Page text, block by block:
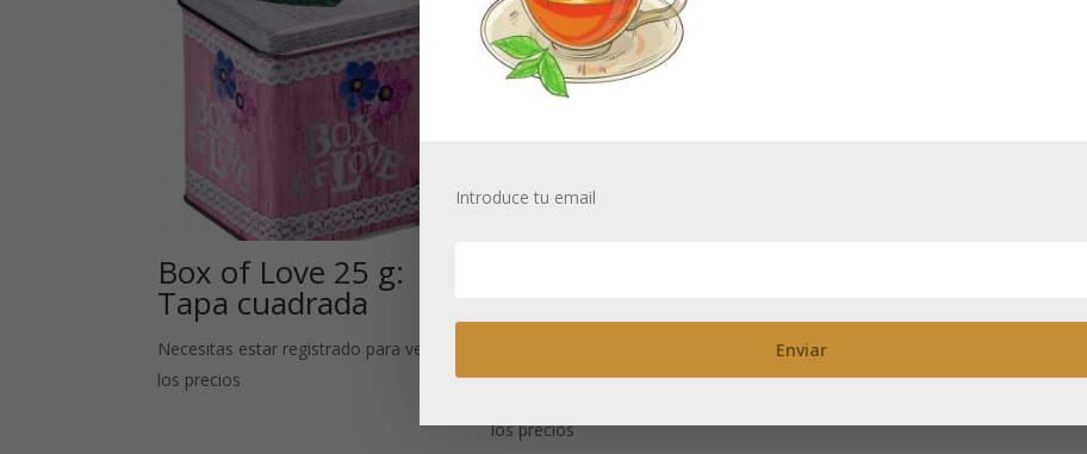
Box of Love 25 g:
Tapa cuadrada
Necesitas estar registrado para ver
los precios
Ajok 50 g: cierre
los precios
Necesitas estar registrado para ver
los precios
Introduce tu email